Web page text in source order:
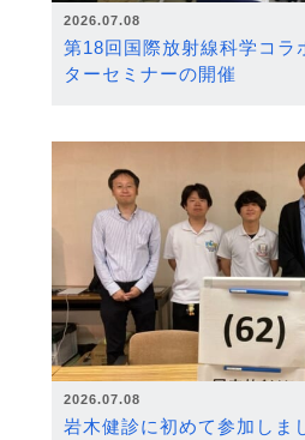
2026.07.08
第18回国際放射線科学コラ
ターセミナーの開催
2026.07.08
岩木健診に初めて参加しま